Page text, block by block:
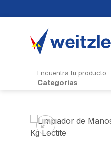
Encuentra tu producto
Categorías